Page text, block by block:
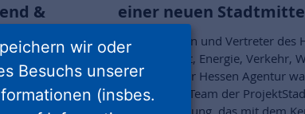
&
ist eines
zu
einer neuen Stadtmitte
Vertreterinnen und Vertreter des
für Wirtschaft, Energie, Verkehr,
Raum und der Hessen Agentur
Gedern. Das Team der
Stadtentwicklung, das mit dem
wir oder
Besuchs unserer
(insbes.